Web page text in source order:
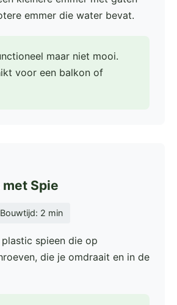
emmer die water bevat.
maar niet mooi.
voor een balkon of
Spie
Bouwtijd: 2 min
spieen die op
die je omdraait en in de